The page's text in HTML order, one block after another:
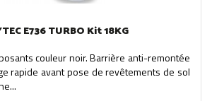
E736 TURBO Kit 18KG
couleur noir. Barrière anti-remontée
rapide avant pose de revêtements de sol